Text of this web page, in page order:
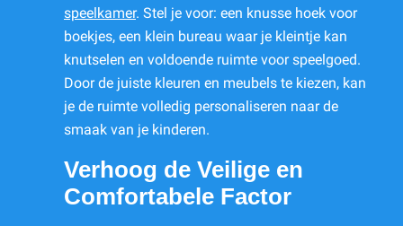
speelkamer. Stel je voor: een knusse hoek voor
boekjes, een klein bureau waar je kleintje kan
knutselen en voldoende ruimte voor speelgoed.
Door de juiste kleuren en meubels te kiezen, kan
je de ruimte volledig personaliseren naar de
smaak van je kinderen.
Verhoog de Veilige en
Comfortabele Factor